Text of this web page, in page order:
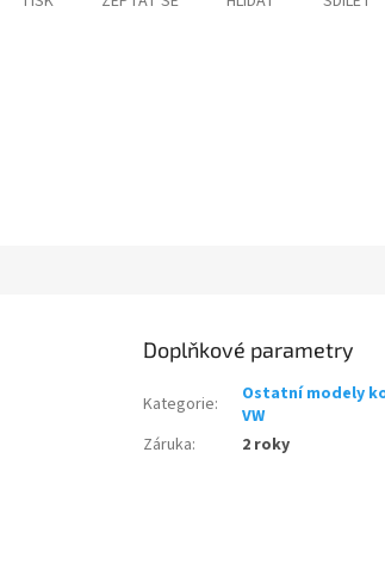
Doplňkové parametry
Kategorie:
Ostatní modely
VW
Záruka: 2 roky